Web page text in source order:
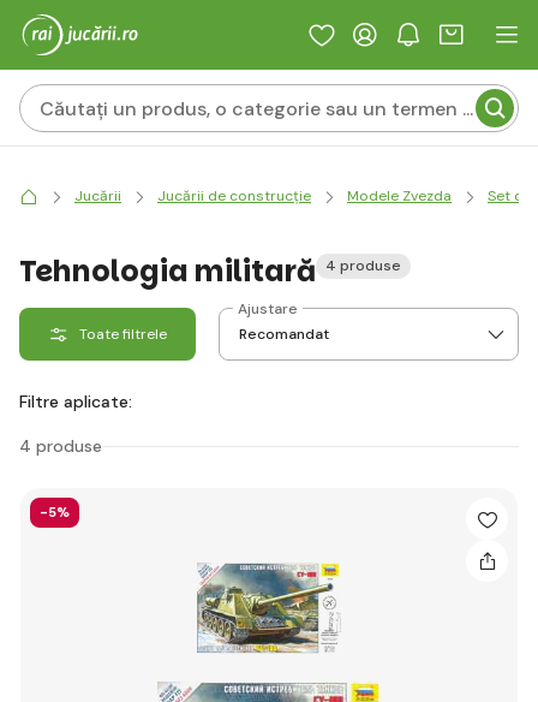
Jucării Jucării de construcție Modele Zvezda Set de
Tehnologia militară 4 produse
Toate filtrele
Ajustare
Filtre aplicate:
4 produse
-5%